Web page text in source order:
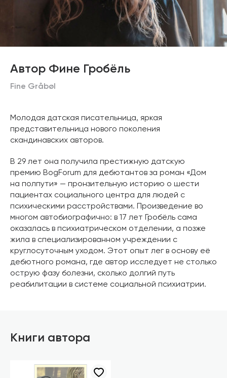
Автор Фине Гробёль
Fine Gråbøl
Молодая датская писательница, яркая
представительница нового поколения
скандинавских авторов.
В 29 лет она получила престижную датскую
премию BogForum для дебютантов за роман «Дом
на полпути» — пронзительную историю о шести
пациентах социального центра для людей с
психическими расстройствами. Произведение во
многом автобиографично: в 17 лет Гробёль сама
оказалась в психиатрическом отделении, а позже
жила в специализированном учреждении с
круглосуточным уходом. Этот опыт лег в основу её
дебютного романа, где автор исследует не столько
острую фазу болезни, сколько долгий путь
реабилитации в системе социальной психиатрии.
Книги автора